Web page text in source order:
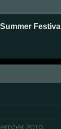
Festival
2019